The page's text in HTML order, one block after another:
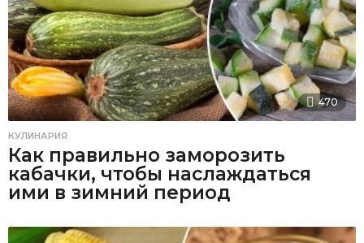
470
КУЛИНАРИЯ
Как правильно заморозить
кабачки, чтобы наслаждаться
ими в зимний период